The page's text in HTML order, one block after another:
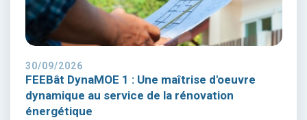
30/09/2026
FEEBât DynaMOE 1 : Une maîtrise d'oeuvre
dynamique au service de la rénovation
énergétique